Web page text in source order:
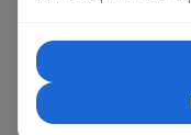
святковою подачею,